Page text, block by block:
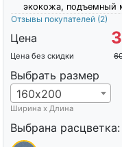
экокожа, подъемный
Отзывы покупателей (2)
Цена
Цена без скидки
Выбрать размер
160х200
Ширина х Длина
Выбрана расцветка: